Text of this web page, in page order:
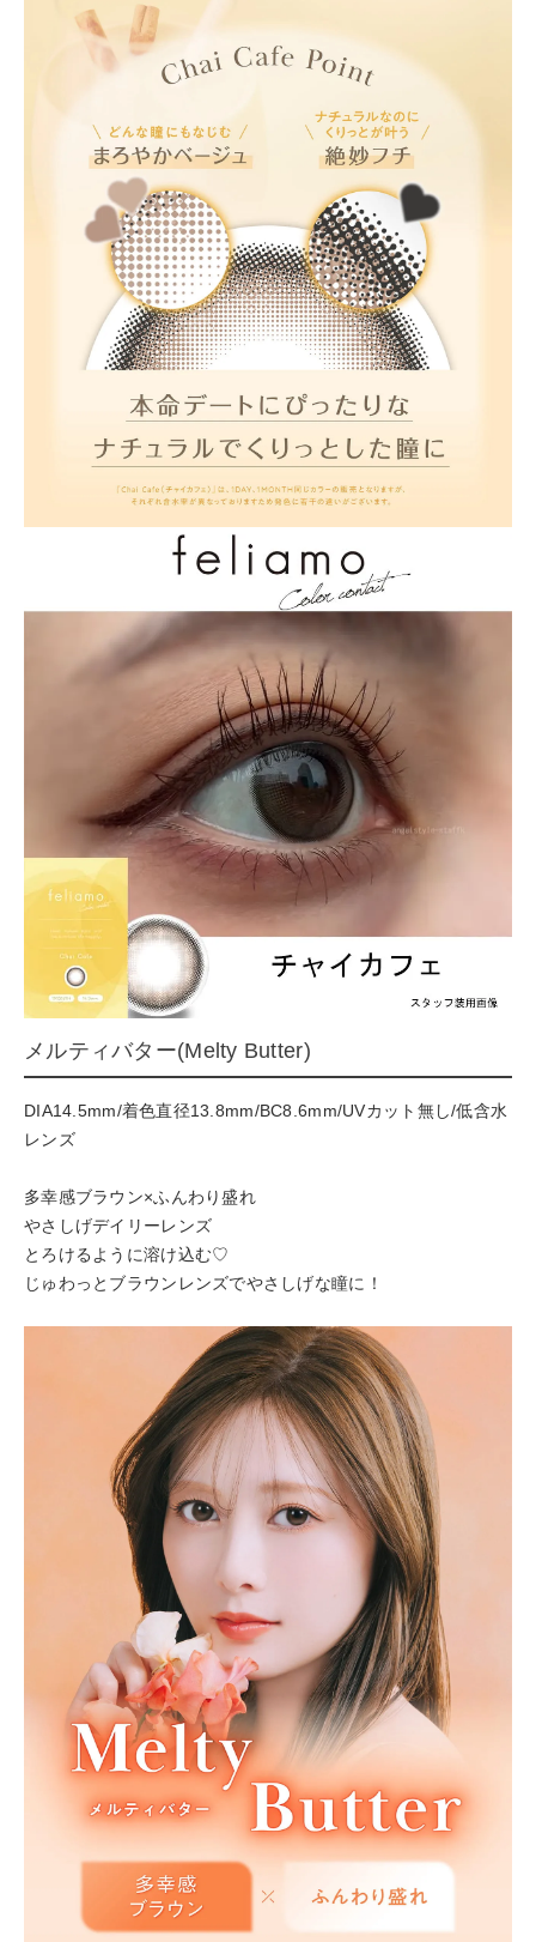
メルティバター(Melty Butter)
DIA14.5mm/着色直径13.8mm/BC8.6mm/UVカット無し/低含水
レンズ
多幸感ブラウン×ふんわり盛れ
やさしげデイリーレンズ
とろけるように溶け込む♡
じゅわっとブラウンレンズでやさしげな瞳に！